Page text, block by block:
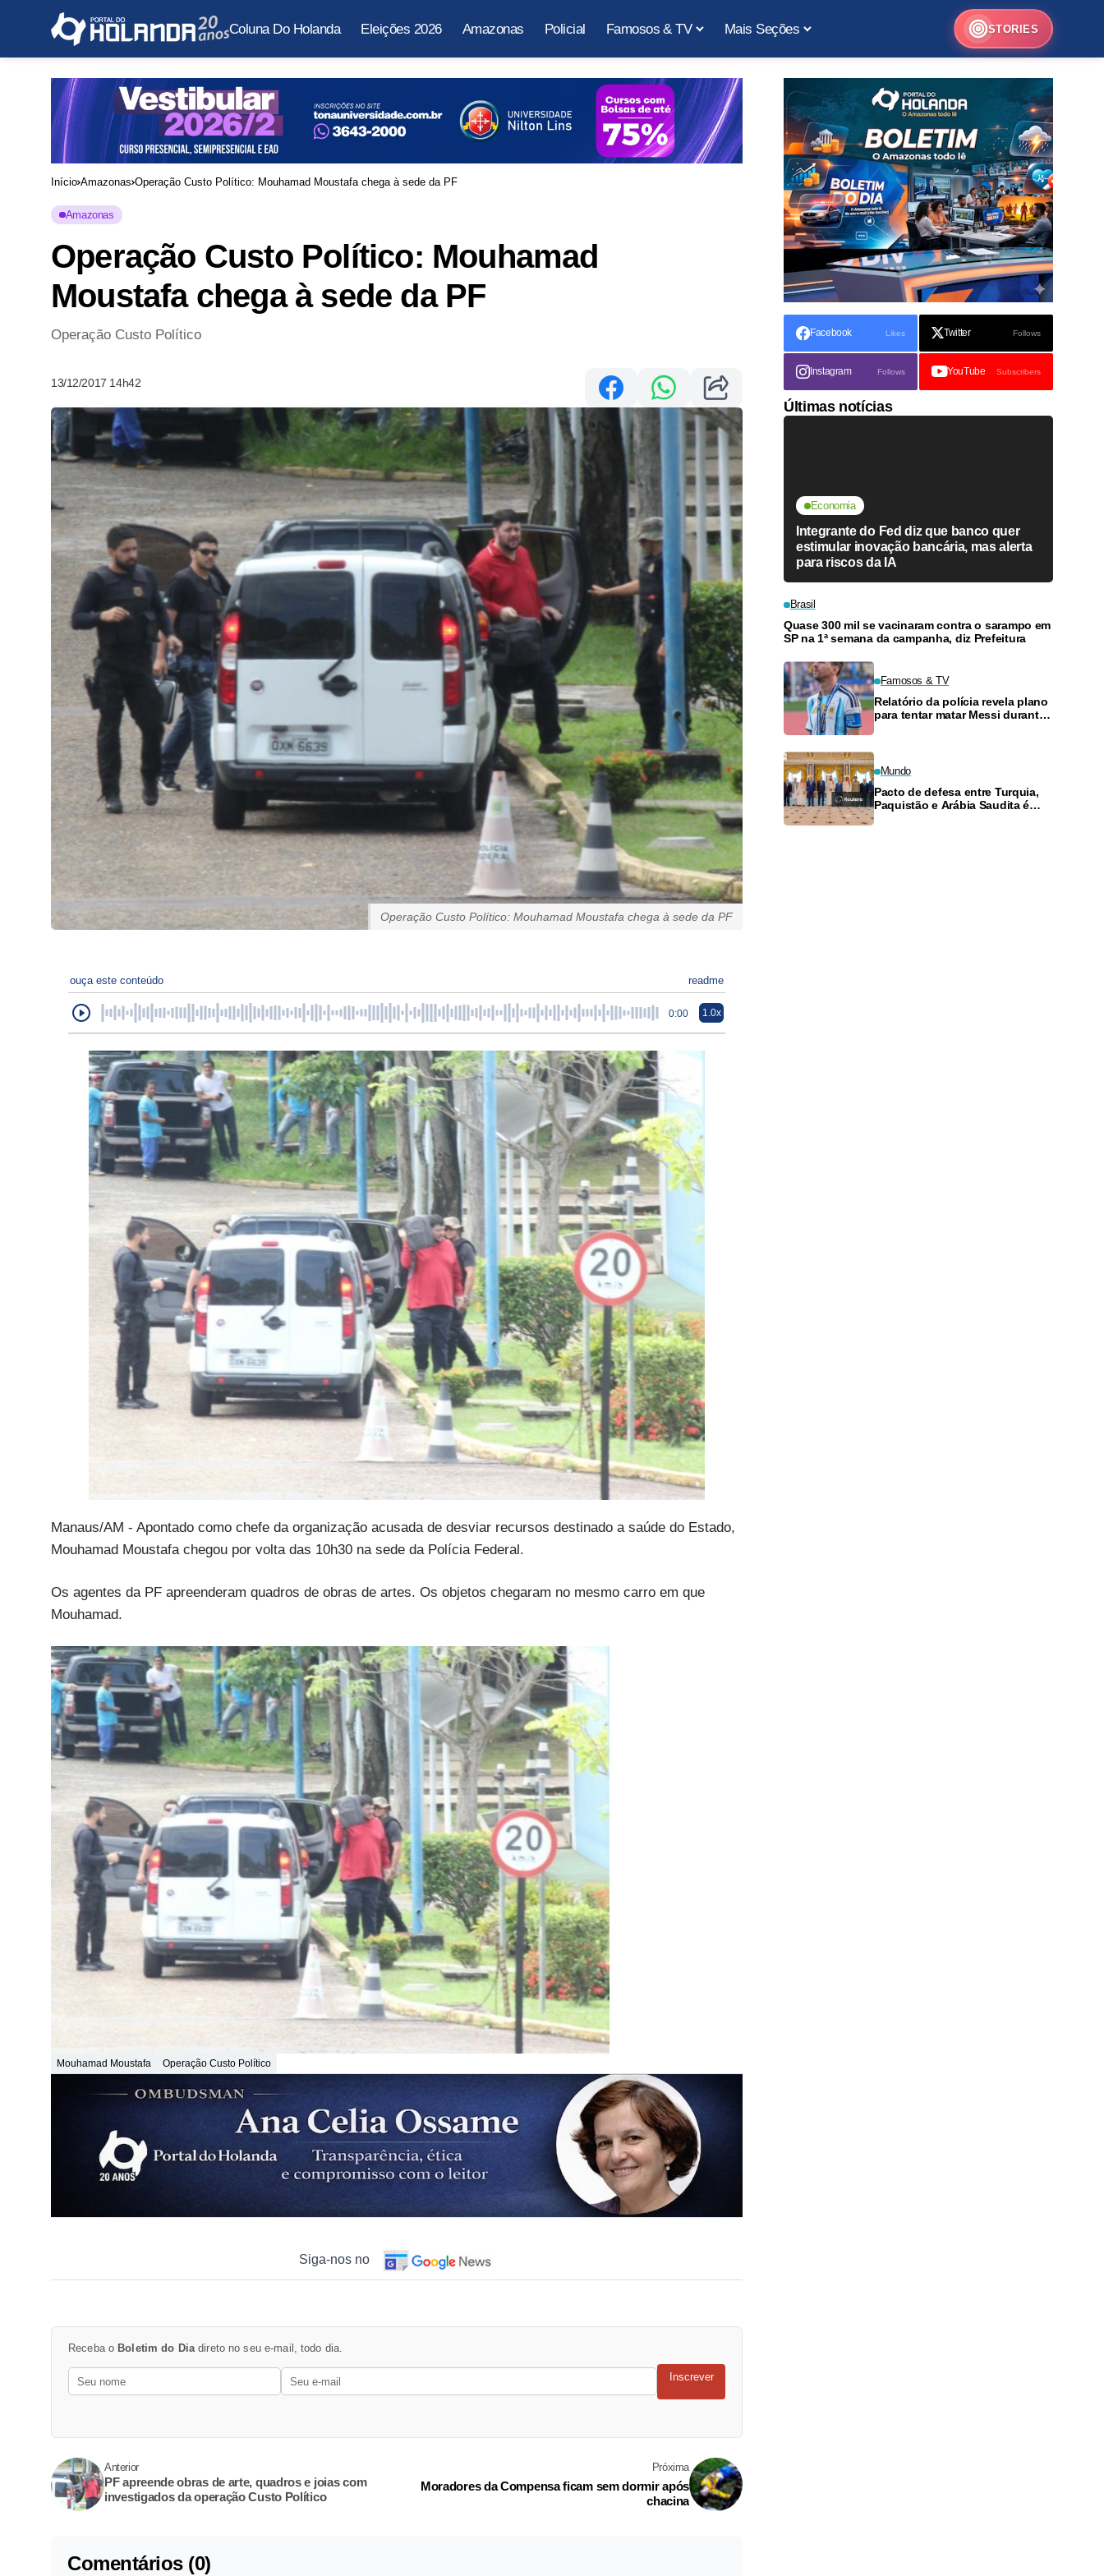
Coluna Do Holanda Eleições 2026 Amazonas Policial Famosos & TV Mais Seções STORIES
Início Amazonas Operação Custo Político: Mouhamad Moustafa chega à sede da PF
Amazonas
Operação Custo Político: Mouhamad
Moustafa chega à sede da PF
Operação Custo Político
13/12/2017 14h42
Operação Custo Político: Mouhamad Moustafa chega à sede da PF
ouça este conteúdo readme
0:00 1.0x
Manaus/AM - Apontado como chefe da organização acusada de desviar recursos destinado a saúde do Estado,
Mouhamad Moustafa chegou por volta das 10h30 na sede da Polícia Federal.
Os agentes da PF apreenderam quadros de obras de artes. Os objetos chegaram no mesmo carro em que
Mouhamad.
Mouhamad Moustafa Operação Custo Político
Siga-nos no
Receba o Boletim do Diadireto no seu e-mail, todo dia.
Inscrever
Anterior
PF apreende obras de arte, quadros e joias com
investigados da operação Custo Político
Próxima
Moradores da Compensa ficam sem dormir após
chacina
Comentários (0)
Facebook Likes Twitter Follows
Instagram Follows YouTube Subscribers
Últimas notícias
Economia
Integrante do Fed diz que banco quer
estimular inovação bancária, mas alerta
para riscos da IA
Brasil
Quase 300 mil se vacinaram contra o sarampo em
SP na 1ª semana da campanha, diz Prefeitura
Famosos & TV
Relatório da polícia revela plano
para tentar matar Messi durante
Mundo
Pacto de defesa entre Turquia,
Paquistão e Arábia Saudita é